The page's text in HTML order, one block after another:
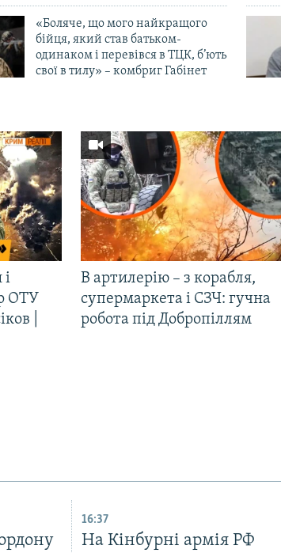
«Боляче, що мого найкращого
бійця, який став батьком-
одинаком і перевівся в ТЦК, б’ють
свої в тилу» – комбриг Габінет
ОТУ
|
В артилерію – з корабля,
супермаркета і СЗЧ: гучна
робота під Добропіллям
16:37
На Кінбурні армія РФ